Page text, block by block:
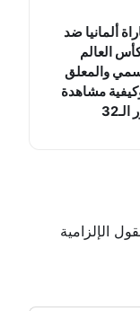
ألمانيا ضد
العالم
والمعلق
مشاهدة
الإلزامية